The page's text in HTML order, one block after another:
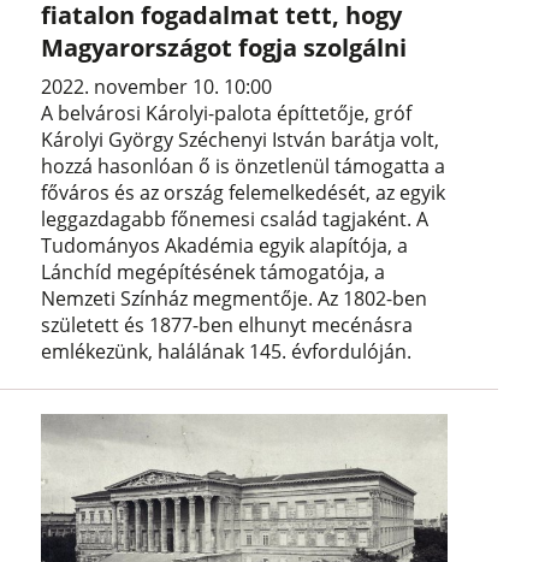
fiatalon fogadalmat tett, hogy
Magyarországot fogja szolgálni
2022. november 10. 10:00
A belvárosi Károlyi-palota építtetője, gróf
Károlyi György Széchenyi István barátja volt,
hozzá hasonlóan ő is önzetlenül támogatta a
főváros és az ország felemelkedését, az egyik
leggazdagabb főnemesi család tagjaként. A
Tudományos Akadémia egyik alapítója, a
Lánchíd megépítésének támogatója, a
Nemzeti Színház megmentője. Az 1802-ben
született és 1877-ben elhunyt mecénásra
emlékezünk, halálának 145. évfordulóján.